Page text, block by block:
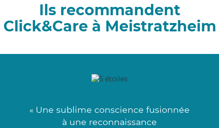
Ils recommandent
Click&Care à Meistratzheim
« Une sublime conscience fusionnée
à une reconnaissance